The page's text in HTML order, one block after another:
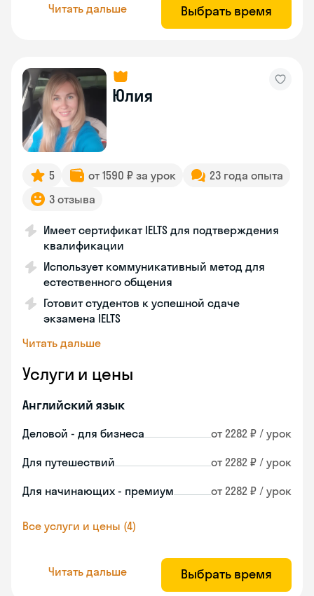
Читать дальше Выбрать время
Юлия
5 от 1590 ₽ за урок
23 года опыта
3 отзыва
Имеет сертификат IELTS для подтверждения
квалификации
Использует коммуникативный метод для
естественного общения
Готовит студентов к успешной сдаче
экзамена IELTS
Читать дальше
Услуги и цены
Английский язык
Деловой - для бизнеса от 2282 ₽ / урок
Для путешествий от 2282 ₽ / урок
Для начинающих - премиум от 2282 ₽ / урок
Все услуги и цены (4)
Читать дальше Выбрать время